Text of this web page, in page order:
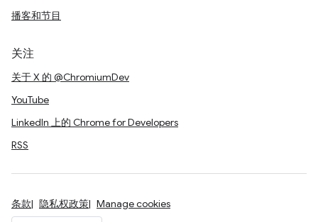
播客和节目
关注
关于 X 的 @ChromiumDev
YouTube
LinkedIn 上的 Chrome for Developers
RSS
条款 隐私权政策 Manage cookies